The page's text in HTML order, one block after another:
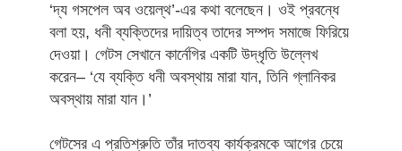
‘দ্য গসপেল অব ওয়েল্থ’-এর কথা বলেছেন। ওই প্রবন্ধে
বলা হয়, ধনী ব্যক্তিদের দায়িত্ব তাদের সম্পদ সমাজে ফিরিয়ে
দেওয়া। গেটস সেখানে কার্নেগির একটি উদ্ধৃতি উল্লেখ
করেন– ‘যে ব্যক্তি ধনী অবস্থায় মারা যান, তিনি গ্লানিকর
অবস্থায় মারা যান।’
গেটসের এ প্রতিশ্রুতি তাঁর দাতব্য কার্যক্রমকে আগের চেয়ে